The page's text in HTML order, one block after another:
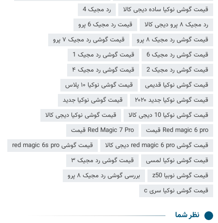
قیمت گوشی نوکیا ساده دیجی کالا
رد مجیک 4
رد مجیک ۸ پرو دیجی کالا
قیمت رد مجیک 6 پرو
قیمت گوشی رد مجیک ۸ پرو
قیمت گوشی رد مجیک ۷ پرو
قیمت گوشی رد مجیک 6
قیمت گوشی رد مجیک 1
قیمت گوشی رد مجیک 2
قیمت گوشی رد مجیک ۴
قیمت گوشی نوکیا قدیمی
قیمت گوشی نوکیا ۱۰ پلاس
قیمت گوشی نوکیا جدید ۲۰۲۰
قیمت گوشی نوکیا جدید
قیمت گوشی نوکیا 10 دیجی کالا
قیمت گوشی نوکیا دیجی کالا
Red magic 6 pro قیمت
Red Magic 7 Pro قیمت
قیمت گوشی red magic 6 pro دیجی کالا
قیمت گوشی red magic 6s pro
قیمت گوشی نوکیا لمسی
قیمت گوشی رد مجیک ۳
قیمت گوشی نوبیا z50
بررسی گوشی رد مجیک ۸ پرو
قیمت گوشی نوکیا سری c
نظر شما